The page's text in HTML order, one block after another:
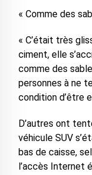
« Comme des
« C’était très
ciment, elle
comme des
personnes à ne
condition d’être
D’autres ont
véhicule SUV
bas de caisse,
l’accès Internet